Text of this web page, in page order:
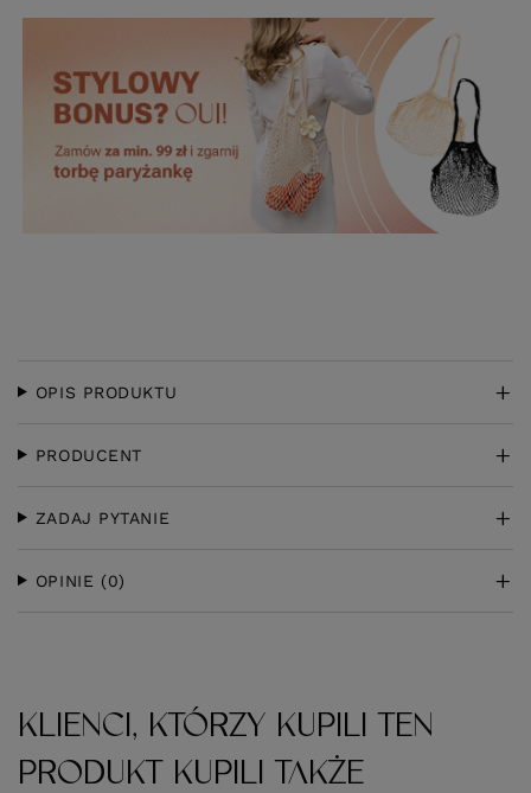
OPIS PRODUKTU
PRODUCENT
ZADAJ PYTANIE
OPINIE (0)
KLIENCI, KTÓRZY KUPILI TEN
PRODUKT KUPILI TAKŻE